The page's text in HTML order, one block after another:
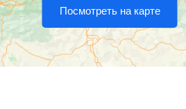
Посмотреть на карте